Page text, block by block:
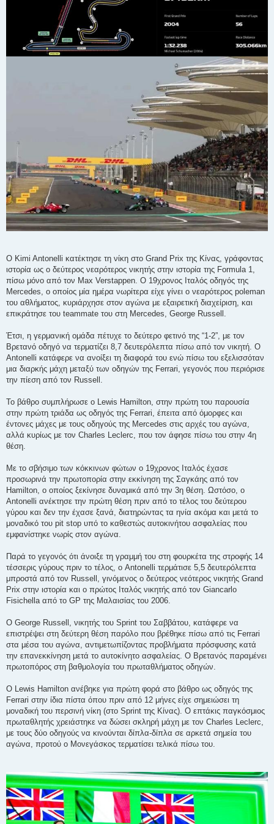
Ο Kimi Antonelli κατέκτησε τη νίκη στο Grand Prix της Κίνας, γράφοντας
ιστορία ως ο δεύτερος νεαρότερος νικητής στην ιστορία της Formula 1,
πίσω μόνο από τον Max Verstappen. Ο 19χρονος Ιταλός οδηγός της
Mercedes, ο οποίος μία ημέρα νωρίτερα είχε γίνει ο νεαρότερος poleman
του αθλήματος, κυριάρχησε στον αγώνα με εξαιρετική διαχείριση, και
επικράτησε του teammate του στη Mercedes, George Russell.
Έτσι, η γερμανική ομάδα πέτυχε το δεύτερο φετινό της “1-2”, με τον
Βρετανό οδηγό να τερματίζει 8,7 δευτερόλεπτα πίσω από τον νικητή. Ο
Antonelli κατάφερε να ανοίξει τη διαφορά του ενώ πίσω του εξελισσόταν
μια διαρκής μάχη μεταξύ των οδηγών της Ferrari, γεγονός που περιόρισε
την πίεση από τον Russell.
Το βάθρο συμπλήρωσε ο Lewis Hamilton, στην πρώτη του παρουσία
στην πρώτη τριάδα ως οδηγός της Ferrari, έπειτα από όμορφες και
έντονες μάχες με τους οδηγούς της Mercedes στις αρχές του αγώνα,
αλλά κυρίως με τον Charles Leclerc, που τον άφησε πίσω του στην 4η
θέση.
Με το σβήσιμο των κόκκινων φώτων ο 19χρονος Ιταλός έχασε
προσωρινά την πρωτοπορία στην εκκίνηση της Σαγκάης από τον
Hamilton, ο οποίος ξεκίνησε δυναμικά από την 3η θέση. Ωστόσο, ο
Antonelli ανέκτησε την πρώτη θέση πριν από το τέλος του δεύτερου
γύρου και δεν την έχασε ξανά, διατηρώντας τα ηνία ακόμα και μετά το
μοναδικό του pit stop υπό το καθεστώς αυτοκινήτου ασφαλείας που
εμφανίστηκε νωρίς στον αγώνα.
Παρά το γεγονός ότι άνοιξε τη γραμμή του στη φουρκέτα της στροφής 14
τέσσερις γύρους πριν το τέλος, ο Antonelli τερμάτισε 5,5 δευτερόλεπτα
μπροστά από τον Russell, γινόμενος ο δεύτερος νεότερος νικητής Grand
Prix στην ιστορία και ο πρώτος Ιταλός νικητής από τον Giancarlo
Fisichella από το GP της Μαλαισίας του 2006.
Ο George Russell, νικητής του Sprint του Σαββάτου, κατάφερε να
επιστρέψει στη δεύτερη θέση παρόλο που βρέθηκε πίσω από τις Ferrari
στα μέσα του αγώνα, αντιμετωπίζοντας προβλήματα πρόσφυσης κατά
την επανεκκίνηση μετά το αυτοκίνητο ασφαλείας. Ο Βρετανός παραμένει
πρωτοπόρος στη βαθμολογία του πρωταθλήματος οδηγών.
Ο Lewis Hamilton ανέβηκε για πρώτη φορά στο βάθρο ως οδηγός της
Ferrari στην ίδια πίστα όπου πριν από 12 μήνες είχε σημειώσει τη
μοναδική του περσινή νίκη (στο Sprint της Κίνας). Ο επτάκις παγκόσμιος
πρωταθλητής χρειάστηκε να δώσει σκληρή μάχη με τον Charles Leclerc,
με τους δύο οδηγούς να κινούνται δίπλα-δίπλα σε αρκετά σημεία του
αγώνα, προτού ο Μονεγάσκος τερματίσει τελικά πίσω του.